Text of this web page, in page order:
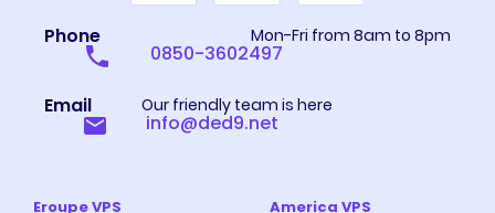
Phone Mon-Fri from 8am to 8pm
0850-3602497
Email Our friendly team is here
info@ded9.net
Eroupe VPS
America VPS